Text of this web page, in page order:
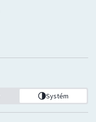
Systém